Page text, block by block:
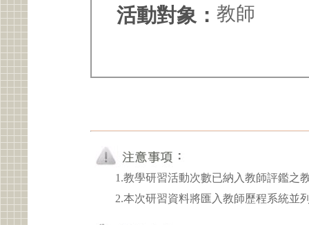
活動對象： 教師
1.教學研習活動次數已納入教師評鑑之
2.本次研習資料將匯入教師歷程系統並